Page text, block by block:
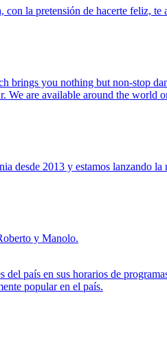
la pretensión de hacerte feliz,
you nothing but non-stop
are available around the world
desde 2013 y estamos lanzando
y Manolo.
país en sus horarios de
popular en el país.